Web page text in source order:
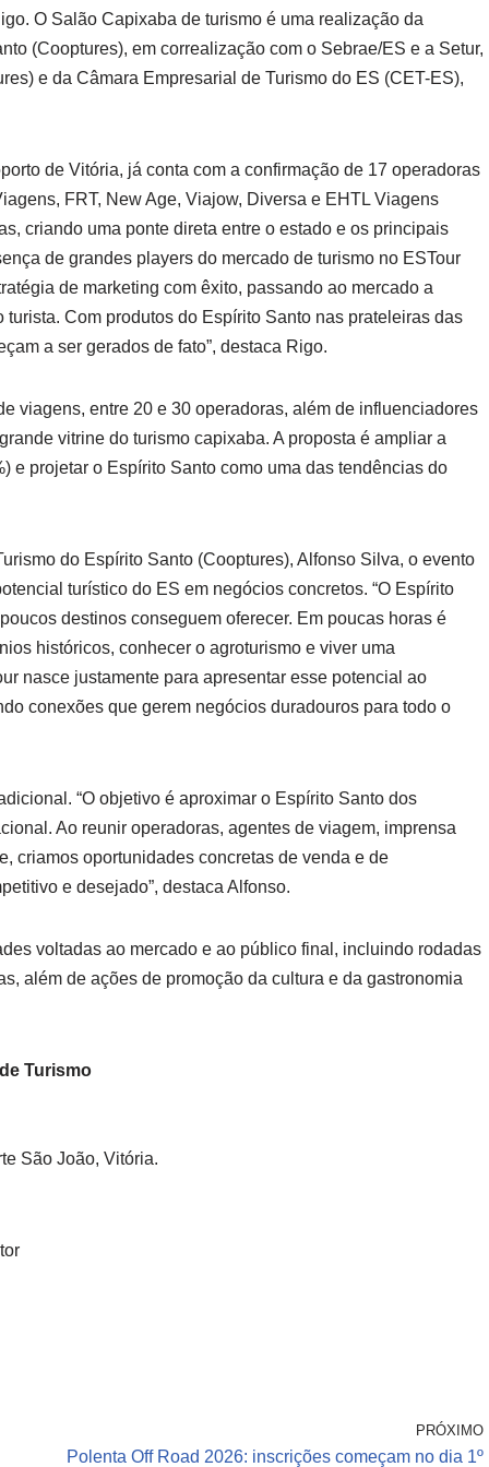
O Salão Capixaba de turismo é uma realização da
(Cooptures), em correalização com o Sebrae/ES e a Setur,
e da Câmara Empresarial de Turismo do ES (CET-ES),
de Vitória, já conta com a confirmação de 17 operadoras
FRT, New Age, Viajow, Diversa e EHTL Viagens
criando uma ponte direta entre o estado e os principais
de grandes players do mercado de turismo no ESTour
de marketing com êxito, passando ao mercado a
Com produtos do Espírito Santo nas prateleiras das
a ser gerados de fato”, destaca Rigo.
viagens, entre 20 e 30 operadoras, além de influenciadores
vitrine do turismo capixaba. A proposta é ampliar a
e projetar o Espírito Santo como uma das tendências do
do Espírito Santo (Cooptures), Alfonso Silva, o evento
turístico do ES em negócios concretos. “O Espírito
destinos conseguem oferecer. Em poucas horas é
históricos, conhecer o agroturismo e viver uma
nasce justamente para apresentar esse potencial ao
conexões que gerem negócios duradouros para todo o
“O objetivo é aproximar o Espírito Santo dos
Ao reunir operadoras, agentes de viagem, imprensa
criamos oportunidades concretas de venda e de
e desejado”, destaca Alfonso.
voltadas ao mercado e ao público final, incluindo rodadas
além de ações de promoção da cultura e da gastronomia
Turismo
São João, Vitória.
PRÓXIMO
Polenta Off Road 2026: inscrições começam no dia 1º